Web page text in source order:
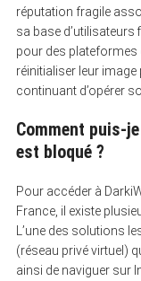
réputation fragile
sa base d’utilisateurs
pour des plateformes
réinitialiser leur
continuant d’opérer
Comment puis-
est bloqué ?
Pour accéder à
France, il existe
L’une des solutions
(réseau privé virtuel)
ainsi de naviguer sur